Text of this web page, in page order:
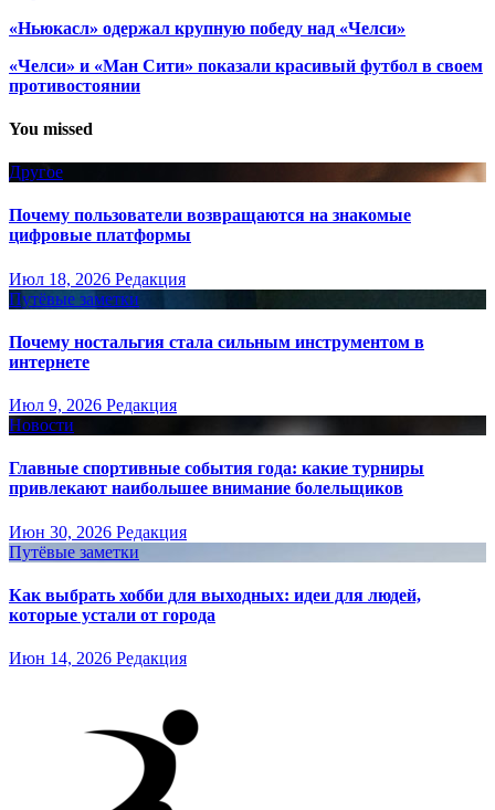
«Ньюкасл» одержал крупную победу над «Челси»
«Челси» и «Ман Сити» показали красивый футбол в своем
противостоянии
You missed
Другое
Почему пользователи возвращаются на знакомые
цифровые платформы
Июл 18, 2026 Редакция
Путёвые заметки
Почему ностальгия стала сильным инструментом в
интернете
Июл 9, 2026 Редакция
Новости
Главные спортивные события года: какие турниры
привлекают наибольшее внимание болельщиков
Июн 30, 2026 Редакция
Путёвые заметки
Как выбрать хобби для выходных: идеи для людей,
которые устали от города
Июн 14, 2026 Редакция